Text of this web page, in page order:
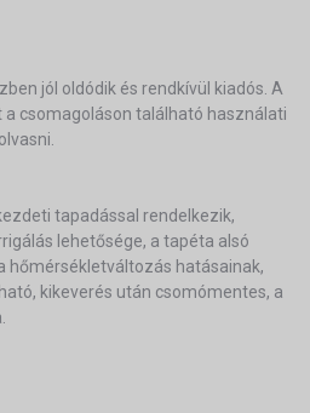
jól oldódik és rendkívül kiadós. A
csomagoláson található használati
tapadással rendelkezik,
lehetősége, a tapéta alsó
hőmérsékletváltozás hatásainak,
kikeverés után csomómentes, a